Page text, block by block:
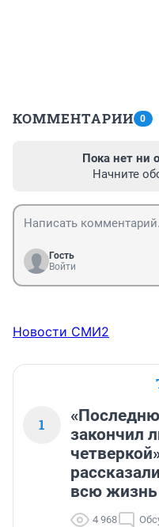
КОММЕНТАРИИ 0
Пока нет ни
Начните
Гость
Войти
Новости СМИ2
1
закончил
всю жизнь
4 968